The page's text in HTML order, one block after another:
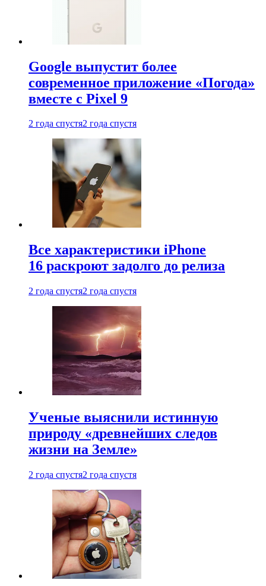
Google выпустит более
современное приложение «Погода»
вместе с Pixel 9
2 года спустя2 года спустя
Все характеристики iPhone
16 раскроют задолго до релиза
2 года спустя2 года спустя
Ученые выяснили истинную
природу «древнейших следов
жизни на Земле»
2 года спустя2 года спустя